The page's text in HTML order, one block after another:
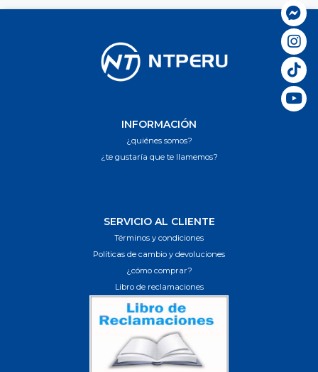
INFORMACIÓN
¿quiénes somos?
¿te gustaría que te llamemos?
SERVICIO AL CLIENTE
Términos y condiciones
Políticas de cambio y devoluciones
¿cómo comprar?
Libro de reclamaciones